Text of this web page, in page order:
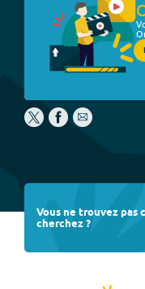
Vous ne trouvez pas
cherchez ?